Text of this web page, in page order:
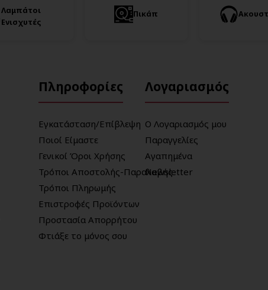
Λαμπάτοι
Ενισχυτές
Πικάπ
Πληροφορίες
Εγκατάσταση/Επίβλεψη
Ποιοί Είμαστε
Γενικοί Όροι Χρήσης
Τρόποι Αποστολής-Παραλαβής
Τρόποι Πληρωμής
Επιστροφές Προϊόντων
Προστασία Απορρήτου
Φτιάξε το μόνος σου
Λογαριασμός
Ο Λογαριασμός μου
Παραγγελίες
Αγαπημένα
Newsletter